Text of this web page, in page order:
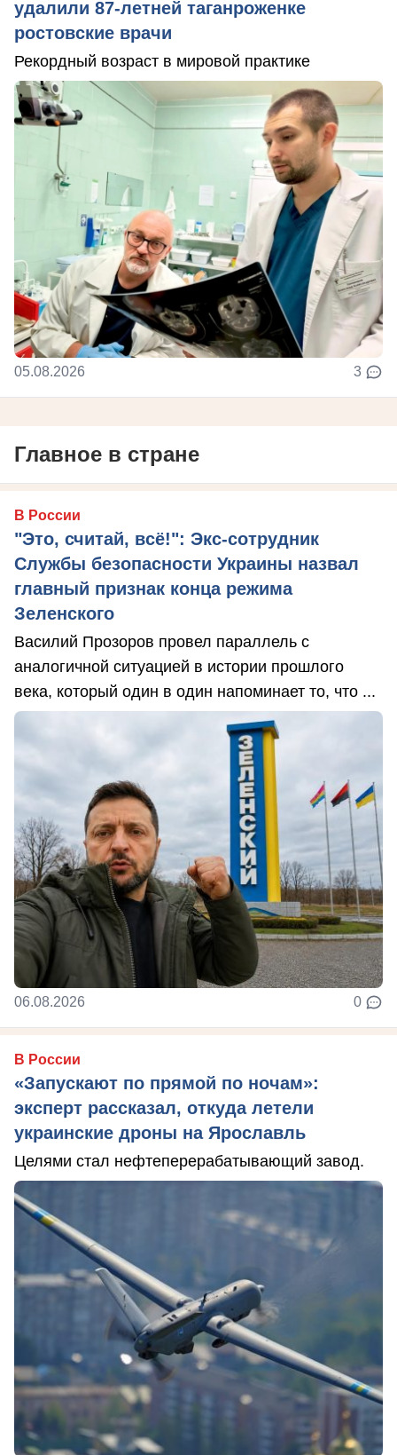
удалили 87-летней таганроженке
ростовские врачи
Рекордный возраст в мировой практике
05.08.2026 3
Главное в стране
В России
"Это, считай, всё!": Экс-сотрудник
Службы безопасности Украины назвал
главный признак конца режима
Зеленского
Василий Прозоров провел параллель с
аналогичной ситуацией в истории прошлого
века, который один в один напоминает то, что ...
06.08.2026 0
В России
«Запускают по прямой по ночам»:
эксперт рассказал, откуда летели
украинские дроны на Ярославль
Целями стал нефтеперерабатывающий завод.